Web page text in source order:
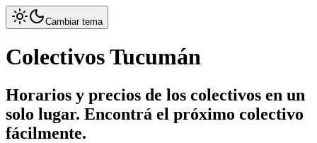
Cambiar tema
Colectivos Tucumán
Horarios y precios de los colectivos en un
solo lugar. Encontrá el próximo colectivo
fácilmente.